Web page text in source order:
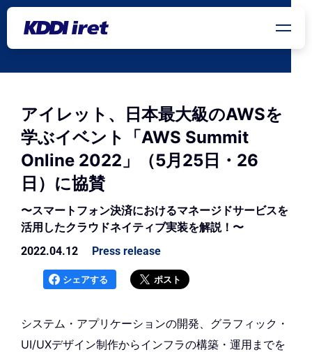
メインコンテンツにスキップ
アイレット、日本最大級のAWSを
学ぶイベント「AWS Summit
Online 2022」（5月25日・26
日）に協賛
〜スマートフォン決済におけるマネージドサービスを
活用したクラウドネイティブ実装を解説！〜
2022.04.12 Press release
シェアする ポスト
システム・アプリケーションの開発、グラフィック・
UI/UXデザイン制作からインフラの構築・運用までを